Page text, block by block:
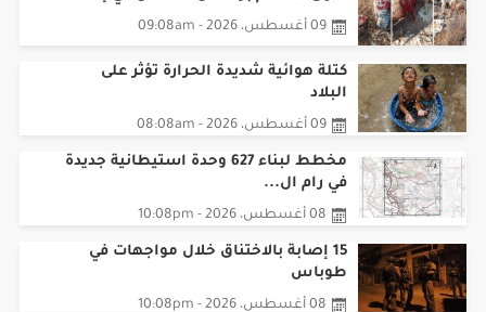
09 أغسطس، 2026 - 09:08am
كتلة هوائية شديدة الحرارة تؤثر على
البلاد
09 أغسطس، 2026 - 08:08am
مخطط لبناء 627 وحدة استيطانية جديدة
في رام ال...
08 أغسطس، 2026 - 10:08pm
15 إصابة بالاختناق خلال مواجهات في
طوباس
08 أغسطس، 2026 - 10:08pm